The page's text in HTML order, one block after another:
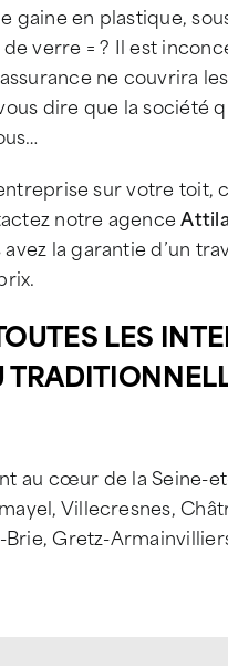
en plastique,
verre = ? Il est
ne couvrira
dire que la société
sur votre toit,
notre agence
la garantie d’un
LES
au cœur de la Seine-
Villecresnes,
Gretz-